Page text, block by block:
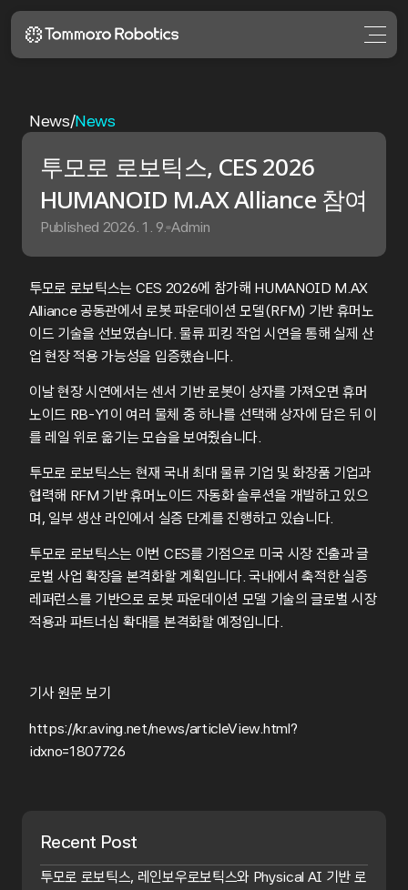
News/News
투모로 로보틱스, CES 2026
HUMANOID M.AX Alliance 참여
Published 2026. 1. 9. Admin
투모로 로보틱스는 CES 2026에 참가해 HUMANOID M.AX
Alliance 공동관에서 로봇 파운데이션 모델(RFM) 기반 휴머노
이드 기술을 선보였습니다. 물류 피킹 작업 시연을 통해 실제 산
업 현장 적용 가능성을 입증했습니다.
이날 현장 시연에서는 센서 기반 로봇이 상자를 가져오면 휴머
노이드 RB-Y1이 여러 물체 중 하나를 선택해 상자에 담은 뒤 이
를 레일 위로 옮기는 모습을 보여줬습니다.
투모로 로보틱스는 현재 국내 최대 물류 기업 및 화장품 기업과
협력해 RFM 기반 휴머노이드 자동화 솔루션을 개발하고 있으
며, 일부 생산 라인에서 실증 단계를 진행하고 있습니다.
투모로 로보틱스는 이번 CES를 기점으로 미국 시장 진출과 글
로벌 사업 확장을 본격화할 계획입니다. 국내에서 축적한 실증
레퍼런스를 기반으로 로봇 파운데이션 모델 기술의 글로벌 시장
적용과 파트너십 확대를 본격화할 예정입니다.
기사 원문 보기
https://kr.aving.net/news/articleView.html?
idxno=1807726
Recent Post
투모로 로보틱스, 레인보우로보틱스와 Physical AI 기반 로